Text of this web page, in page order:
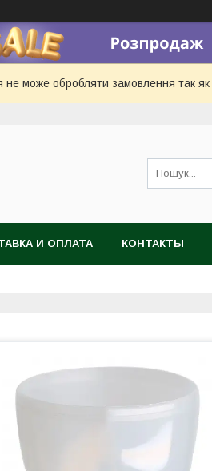
не може обробляти замовлення так як
И ОПЛАТА КОНТАКТЫ